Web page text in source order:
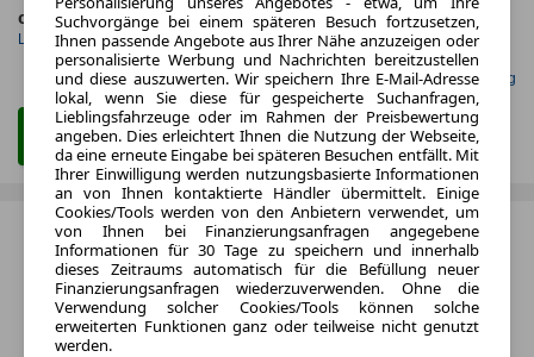
ca. 207 kW (281 PS)
Leistung
Elektro
Kraftstoff
Gefunden auf mobile.de Leasing
Zum Leasing Angebot
Suchvorgänge bei einem späteren Besuch fortzusetzen,
Ihnen passende Angebote aus Ihrer Nähe anzuzeigen oder
personalisierte Werbung und Nachrichten bereitzustellen
und diese auszuwerten. Wir speichern Ihre E-Mail-Adresse
lokal, wenn Sie diese für gespeicherte Suchanfragen,
Lieblingsfahrzeuge oder im Rahmen der Preisbewertung
angeben. Dies erleichtert Ihnen die Nutzung der Webseite,
da eine erneute Eingabe bei späteren Besuchen entfällt. Mit
Ihrer Einwilligung werden nutzungsbasierte Informationen
an von Ihnen kontaktierte Händler übermittelt. Einige
Cookies/Tools werden von den Anbietern verwendet, um
von Ihnen bei Finanzierungsanfragen angegebene
Informationen für 30 Tage zu speichern und innerhalb
dieses Zeitraums automatisch für die Befüllung neuer
Finanzierungsanfragen wiederzuverwenden. Ohne die
Verwendung solcher Cookies/Tools können solche
erweiterten Funktionen ganz oder teilweise nicht genutzt
werden.